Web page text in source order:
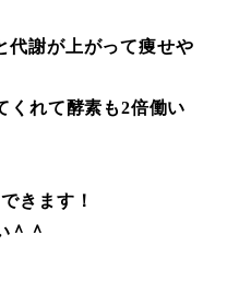
代謝が上がって痩せや
くれて酵素も2倍働い
きます！
＾＾